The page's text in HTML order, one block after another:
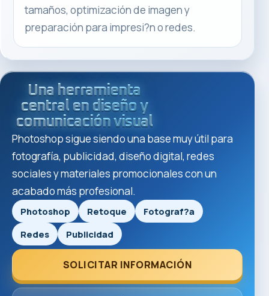
tamaños, optimización de imagen y
preparación para impresi?n o redes.
Una herramienta
central en diseño y
comunicación visual
Photoshop sigue siendo una base muy útil para
fotografía, publicidad, diseño digital, redes
sociales y materiales promocionales con un
acabado más profesional.
Photoshop Retoque
Fotograf?a
Redes
Publicidad
SOLICITAR INFORMACIÓN